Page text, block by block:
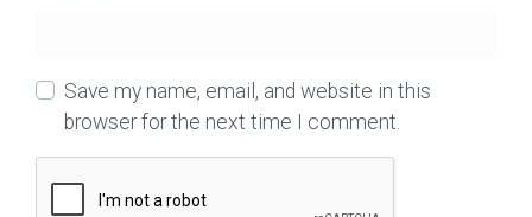
Save my name, email, and website in this
browser for the next time I comment.